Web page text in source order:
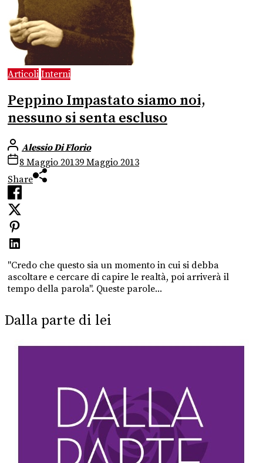
Articoli Interni
Peppino Impastato siamo noi,
nessuno si senta escluso
Alessio Di Florio
8 Maggio 20139 Maggio 2013
Share
"Credo che questo sia un momento in cui si debba
ascoltare e cercare di capire le realtà, poi arriverà il
tempo della parola". Queste parole...
Dalla parte di lei